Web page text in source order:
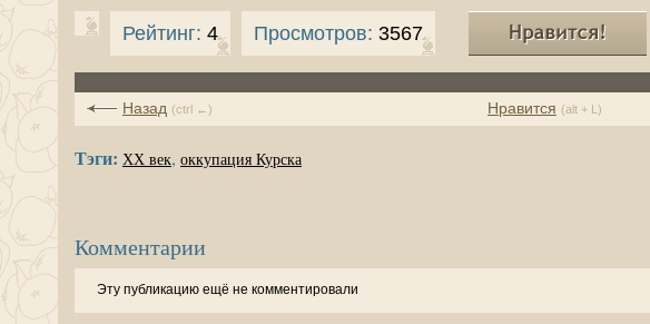
Рейтинг: 4 Просмотров: 3567
Нравится (alt + L)
Назад (ctrl ←)
Тэги: XX век, оккупация Курска
Комментарии
Эту публикацию ещё не комментировали